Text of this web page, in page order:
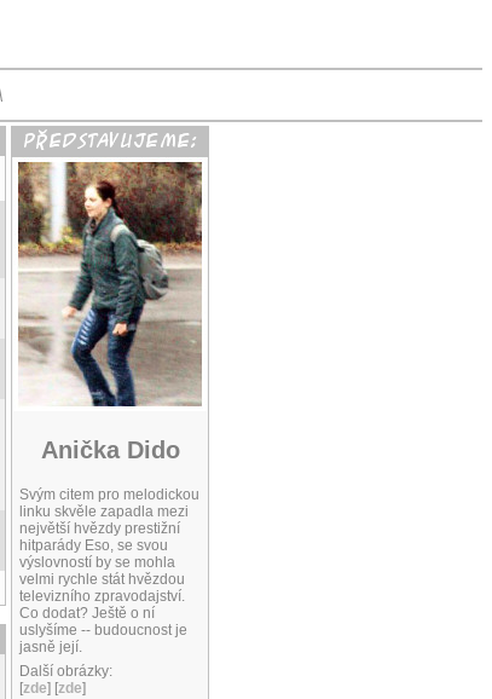
Anička Dido
Svým citem pro melodickou
linku skvěle zapadla mezi
největší hvězdy prestižní
hitparády Eso, se svou
výslovností by se mohla
velmi rychle stát hvězdou
televizního zpravodajství.
Co dodat? Ještě o ní
uslyšíme -- budoucnost je
jasně její.
Další obrázky:
[zde] [zde]